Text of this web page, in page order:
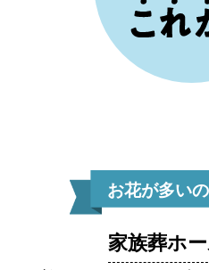
お花が多い
家族葬ホ